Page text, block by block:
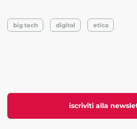
iscriviti alla
big tech digital etica